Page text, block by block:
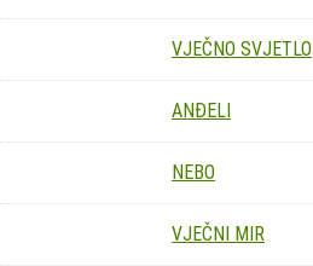
VJEČNO SVJETLO
ANĐELI
NEBO
VJEČNI MIR